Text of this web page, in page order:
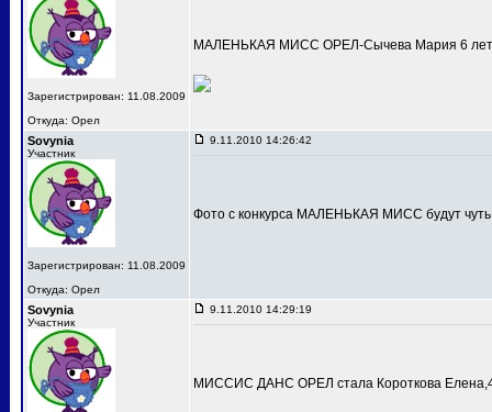
Зарегистрирован: 11.08.2009
Откуда: Орел
МАЛЕНЬКАЯ МИСС ОРЕЛ-Сычева Мария 6
Sovynia
Участник
Зарегистрирован: 11.08.2009
Откуда: Орел
9.11.2010 14:26:42
Фото с конкурса МАЛЕНЬКАЯ МИСС будут
Sovynia
Участник
9.11.2010 14:29:19
МИССИС ДАНС ОРЕЛ стала Короткова